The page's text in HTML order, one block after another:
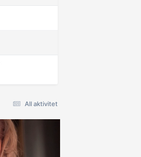
All aktivitet